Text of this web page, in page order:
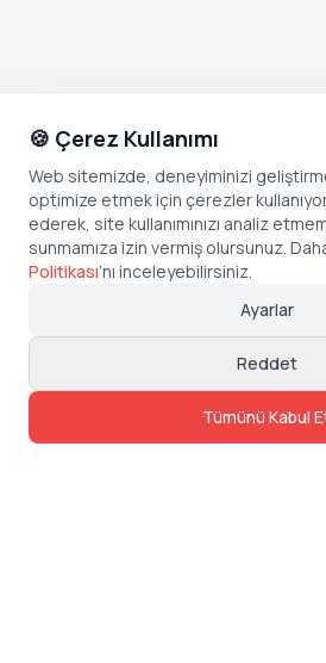
🍪 Çerez Kullanımı
Web sitemizde, deneyiminizi
optimize etmek için çerezler
ederek, site kullanımınızı analiz
sunmamıza izin vermiş olursunuz.
Politikası’nı inceleyebilirsiniz.
Ayarlar
Reddet
Tümünü Kabul